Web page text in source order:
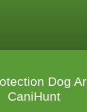
Dog
CaniHunt